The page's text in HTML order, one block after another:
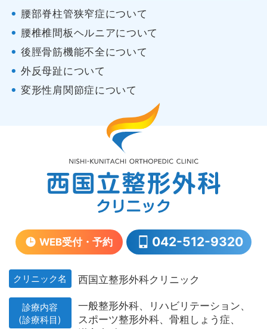
腰部脊柱管狭窄症について
腰椎椎間板ヘルニアについて
後脛骨筋機能不全について
外反母趾について
変形性肩関節症について
WEB受付・予約 042-512-9320
クリニック名 西国立整形外科クリニック
診療内容
(診療科目)
一般整形外科、
リハビリテーション、
スポーツ整形外科、 骨粗しょう症、